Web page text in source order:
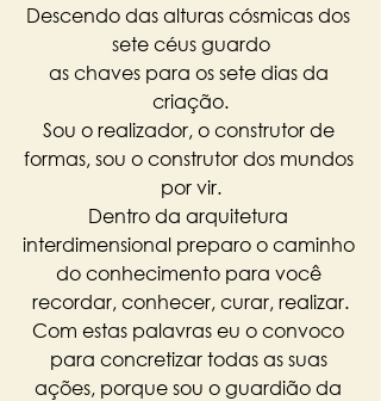
Descendo das alturas cósmicas dos
sete céus guardo
as chaves para os sete dias da
criação.
Sou o realizador, o construtor de
formas, sou o construtor dos mundos
por vir.
Dentro da arquitetura
interdimensional preparo o caminho
do conhecimento para você
recordar, conhecer, curar, realizar.
Com estas palavras eu o convoco
para concretizar todas as suas
ações, porque sou o guardião da